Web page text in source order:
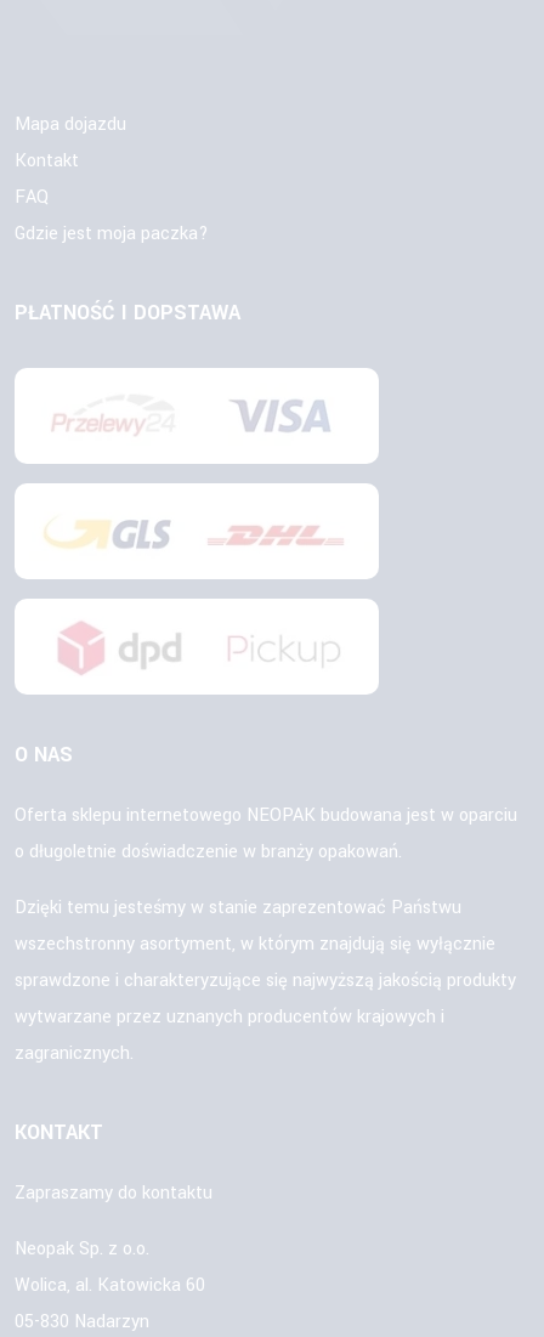
Mapa dojazdu
Kontakt
FAQ
Gdzie jest moja paczka?
PŁATNOŚĆ I DOPSTAWA
O NAS
Oferta sklepu internetowego NEOPAK budowana jest w oparciu
o długoletnie doświadczenie w branży opakowań.
Dzięki temu jesteśmy w stanie zaprezentować Państwu
wszechstronny asortyment, w którym znajdują się wyłącznie
sprawdzone i charakteryzujące się najwyższą jakością produkty
wytwarzane przez uznanych producentów krajowych i
zagranicznych.
KONTAKT
Zapraszamy do kontaktu
Neopak Sp. z o.o.
Wolica, al. Katowicka 60
05-830 Nadarzyn